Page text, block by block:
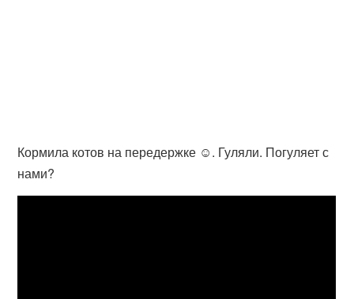
Кормила котов на передержке ☺️. Гуляли. Погуляет с
нами?